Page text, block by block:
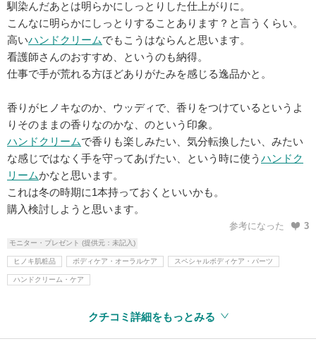
馴染んだあとは明らかにしっとりした仕上がりに。
こんなに明らかにしっとりすることあります？と言うくらい。
高いハンドクリームでもこうはならんと思います。
看護師さんのおすすめ、というのも納得。
仕事で手が荒れる方ほどありがたみを感じる逸品かと。
香りがヒノキなのか、ウッディで、香りをつけているというよ
りそのままの香りなのかな、のという印象。
ハンドクリームで香りも楽しみたい、気分転換したい、みたい
な感じではなく手を守ってあげたい、という時に使う ハンドク
リームかなと思います。
これは冬の時期に1本持っておくといいかも。
購入検討しようと思います。
参考になった 3
モニター・プレゼント (提供元：未記入)
ヒノキ肌粧品 ボディケア・オーラルケア スペシャルボディケア・パーツ
ハンドクリーム・ケア
クチコミ詳細をもっとみる